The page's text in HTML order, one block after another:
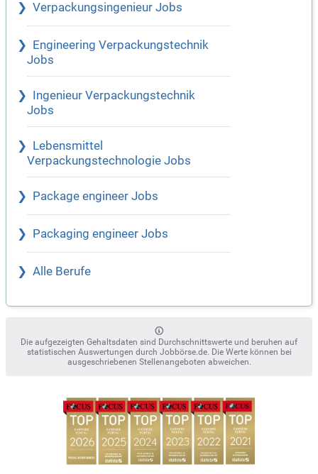
Verpackungsingenieur Jobs
Engineering Verpackungstechnik
Jobs
Ingenieur Verpackungstechnik
Jobs
Lebensmittel
Verpackungstechnologie Jobs
Package engineer Jobs
Packaging engineer Jobs
Alle Berufe
Die aufgezeigten Gehaltsdaten sind Durchschnittswerte und beruhen auf
statistischen Auswertungen durch Jobbörse.de. Die Werte können bei
ausgeschriebenen Stellenangeboten abweichen.